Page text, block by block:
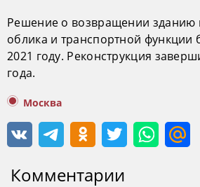
Решение о возвращении зданию
облика и транспортной функции
2021 году. Реконструкция
года.
Москва
Комментарии